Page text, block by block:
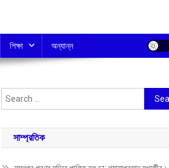
শিক্ষা অন্যান্ন
Search
for:
সাম্প্রতিক